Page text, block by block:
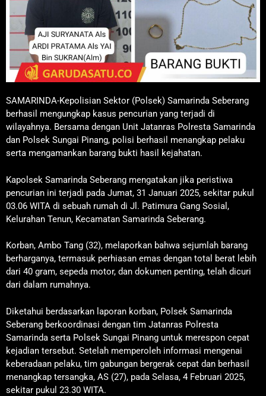
SAMARINDA-Kepolisian Sektor (Polsek) Samarinda Seberang
berhasil mengungkap kasus pencurian yang terjadi di
wilayahnya. Bersama dengan Unit Jatanras Polresta Samarinda
dan Polsek Sungai Pinang, polisi berhasil menangkap pelaku
serta mengamankan barang bukti hasil kejahatan.
Kapolsek Samarinda Seberang mengatakan jika peristiwa
pencurian ini terjadi pada Jumat, 31 Januari 2025, sekitar pukul
03.06 WITA di sebuah rumah di Jl. Patimura Gang Sosial,
Kelurahan Tenun, Kecamatan Samarinda Seberang.
Korban, Ambo Tang (32), melaporkan bahwa sejumlah barang
berharganya, termasuk perhiasan emas dengan total berat lebih
dari 40 gram, sepeda motor, dan dokumen penting, telah dicuri
dari dalam rumahnya.
Diketahui berdasarkan laporan korban, Polsek Samarinda
Seberang berkoordinasi dengan tim Jatanras Polresta
Samarinda serta Polsek Sungai Pinang untuk merespon cepat
kejadian tersebut. Setelah memperoleh informasi mengenai
keberadaan pelaku, tim gabungan bergerak cepat dan berhasil
menangkap tersangka, AS (27), pada Selasa, 4 Februari 2025,
sekitar pukul 23.30 WITA.